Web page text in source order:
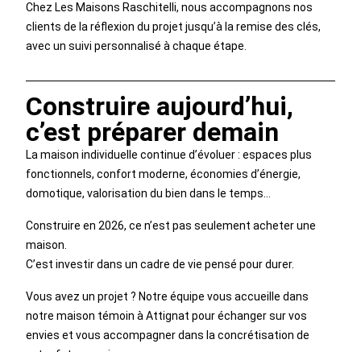
Chez Les Maisons Raschitelli, nous accompagnons nos
clients de la réflexion du projet jusqu’à la remise des clés,
avec un suivi personnalisé à chaque étape.
Construire aujourd’hui,
c’est préparer demain
La maison individuelle continue d’évoluer : espaces plus
fonctionnels, confort moderne, économies d’énergie,
domotique, valorisation du bien dans le temps…
Construire en 2026, ce n’est pas seulement acheter une
maison.
C’est investir dans un cadre de vie pensé pour durer.
Vous avez un projet ? Notre équipe vous accueille dans
notre maison témoin à Attignat pour échanger sur vos
envies et vous accompagner dans la concrétisation de